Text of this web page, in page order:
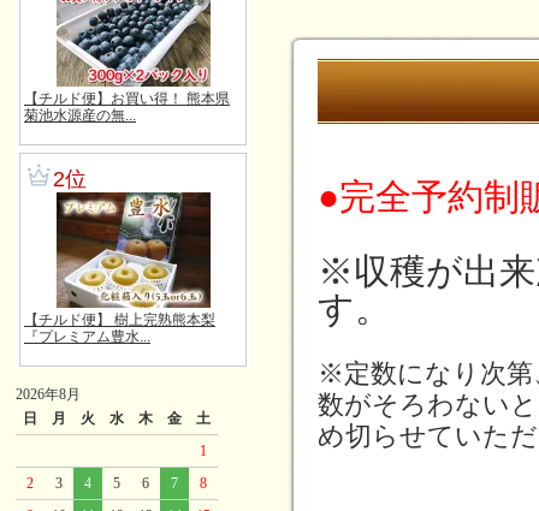
2026年8月
日
月 火 水 木 金
土
1
2
3 4 5 6 7
8
●完全予約制
※収穫が出
す。
※定数になり次第
数がそろわない
め切らせていた